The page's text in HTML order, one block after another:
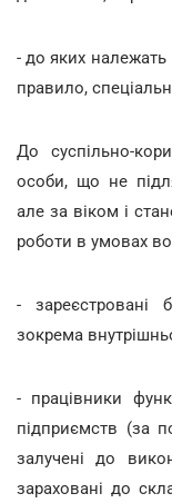
- до яких належать
правило,
До суспільно-
особи, що не
але за віком і
роботи в умовах
- зареєстровані
зокрема
- працівники
підприємств (за
залучені до
зараховані до